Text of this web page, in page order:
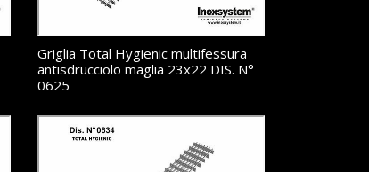
Griglia Total Hygienic multifessura
antisdrucciolo maglia 23x22 DIS. N°
0625